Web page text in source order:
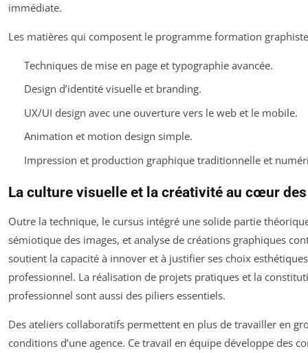
immédiate.
Les matières qui composent le programme formation
Techniques de mise en page et typographie avancée.
Design d’identité visuelle et branding.
UX/UI design avec une ouverture vers le web et le mobile.
Animation et motion design simple.
Impression et production graphique traditionnelle et
La culture visuelle et la créativité au cœur
Outre la technique, le cursus intégré une solide partie
sémiotique des images, et analyse de créations graphiques
soutient la capacité à innover et à justifier ses choix
professionnel. La réalisation de projets pratiques et la
professionnel sont aussi des piliers essentiels.
Des ateliers collaboratifs permettent en plus de travailler en
conditions d’une agence. Ce travail en équipe développe des